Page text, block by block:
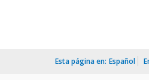
Esta página en: Español